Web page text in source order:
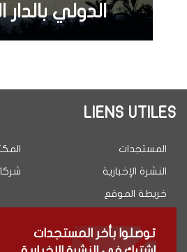
الدولي بالدار
LIENS UTILES
المستجدات
النشرة الإخبارية
خريطة الموقع
توصلوا بأخر المستجدات